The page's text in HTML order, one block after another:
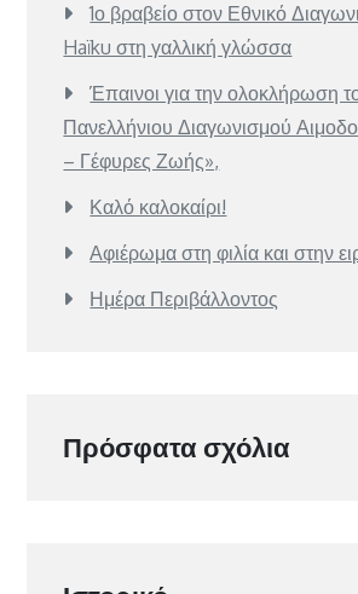
1ο βραβείο στον Εθνικό
Haïku στη γαλλική γλώσσα
Έπαινοι για την ολοκλήρωση
Πανελλήνιου Διαγωνισμού
– Γέφυρες Ζωής»,
Καλό καλοκαίρι!
Αφιέρωμα στη φιλία και στην
Ημέρα Περιβάλλοντος
Πρόσφατα σχόλια